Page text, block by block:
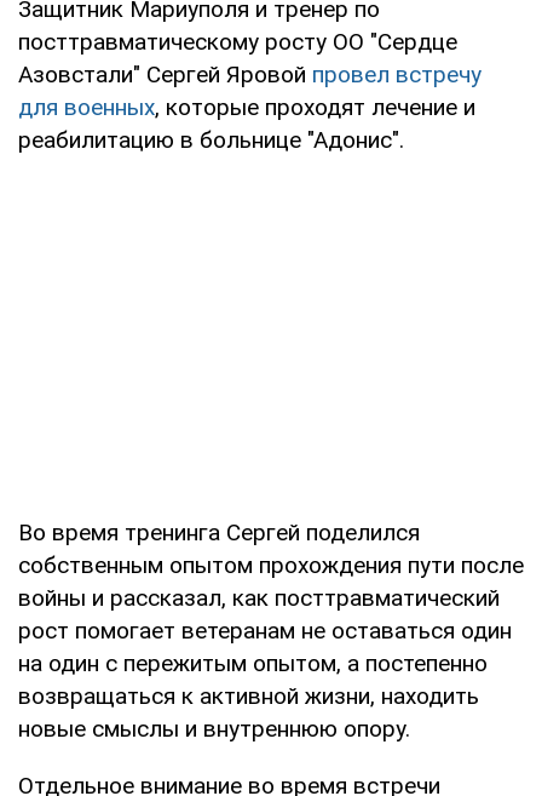
Защитник Мариуполя и тренер по
посттравматическому росту ОО "Сердце
Азовстали" Сергей Яровой провел встречу
для военных, которые проходят лечение и
реабилитацию в больнице "Адонис".
Во время тренинга Сергей поделился
собственным опытом прохождения пути после
войны и рассказал, как посттравматический
рост помогает ветеранам не оставаться один
на один с пережитым опытом, а постепенно
возвращаться к активной жизни, находить
новые смыслы и внутреннюю опору.
Отдельное внимание во время встречи